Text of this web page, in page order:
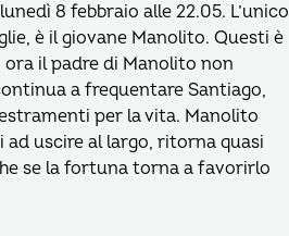
8 febbraio alle 22.05. L’unico
è il giovane Manolito. Questi è
il padre di Manolito non
a frequentare Santiago,
per la vita. Manolito
uscire al largo, ritorna quasi
se la fortuna torna a favorirlo